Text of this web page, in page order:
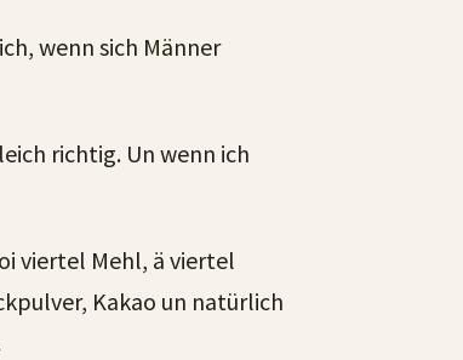
wenn sich Männer
richtig. Un wenn ich
viertel Mehl, ä viertel
Kakao un natürlich